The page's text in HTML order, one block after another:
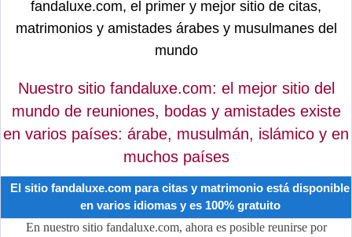
fandaluxe.com, el primer y mejor sitio de citas,
matrimonios y amistades árabes y musulmanes del
mundo
Nuestro sitio fandaluxe.com: el mejor sitio del
mundo de reuniones, bodas y amistades existe
en varios países: árabe, musulmán, islámico y en
muchos países
El sitio fandaluxe.com para citas y matrimonio está disponible
en varios idiomas y es 100% gratuito
En nuestro sitio fandaluxe.com, ahora es posible reunirse por